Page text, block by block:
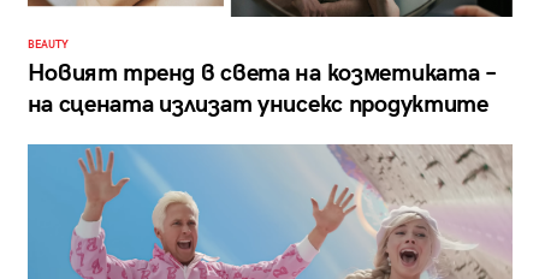
BEAUTY
Новият тренд в света на козметиката –
на сцената излизат унисекс продуктите